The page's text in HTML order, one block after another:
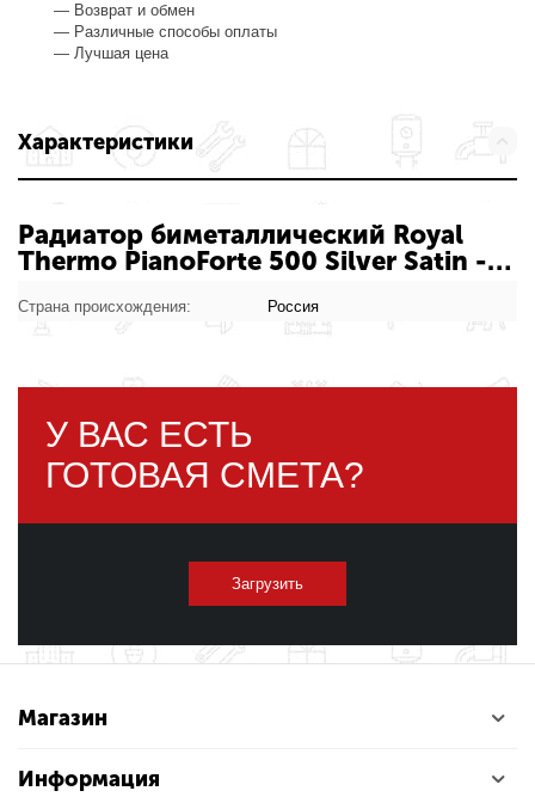
— Возврат и обмен
— Различные способы оплаты
— Лучшая цена
Характеристики
Радиатор биметаллический Royal
Thermo PianoForte 500 Silver Satin - 8
товара
Страна происхождения: Россия
У ВАС ЕСТЬ
ГОТОВАЯ СМЕТА?
Загрузить
Магазин
Информация